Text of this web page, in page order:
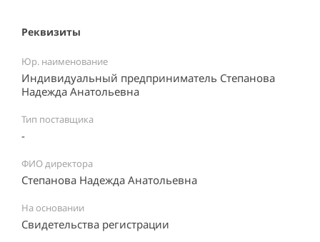
Реквизиты
Юр. наименование
Индивидуальный предприниматель Степанова
Надежда Анатольевна
Тип поставщика
-
ФИО директора
Степанова Надежда Анатольевна
На основании
Свидетельства регистрации